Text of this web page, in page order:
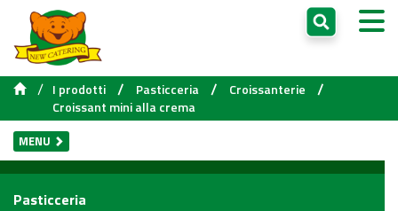
/ I prodotti / Pasticceria / Croissanterie /
Croissant mini alla crema
MENU
Pasticceria